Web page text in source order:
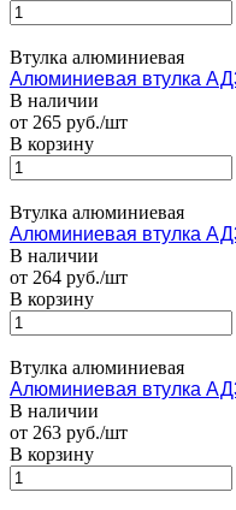
Втулка алюминиевая
Алюминиевая втулка
В наличии
от 265 руб./шт
В корзину
Втулка алюминиевая
Алюминиевая втулка
В наличии
от 264 руб./шт
В корзину
Втулка алюминиевая
Алюминиевая втулка
В наличии
от 263 руб./шт
В корзину